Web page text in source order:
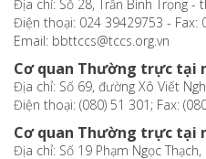
Địa chỉ: Số 28, Trần Bình Trọng -
Điện thoại: 024 39429753 - Fax:
Email: bbttccs@tccs.org.vn
Cơ quan Thường trực tại
Địa chỉ: Số 69, đường Xô Viết
Điện thoại: (080) 51 301; Fax:
Cơ quan Thường trực tại
Địa chỉ: Số 19 Phạm Ngọc Thạch,